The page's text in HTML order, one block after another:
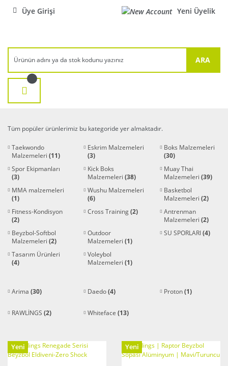
Üye Girişi Yeni Üyelik
ARA
Tüm popüler ürünlerimiz bu kategoride yer almaktadır.
Taekwondo
Malzemeleri (11)
Eskrim Malzemeleri
(3)
Boks Malzemeleri
(30)
Spor Ekipmanları
(3)
Kick Boks
Malzemeleri(38)
Muay Thai
Malzemeleri (39)
MMA malzemeleri
(1)
Wushu Malzemeleri
(6)
Basketbol
Malzemeleri (2)
Fitness-Kondisyon
(2)
Cross Training(2)
Antrenman
Malzemeleri (2)
Beyzbol-Softbol
Malzemeleri (2)
Outdoor
Malzemeleri(1)
SU SPORLARI(4)
Tasarım Ürünleri
(4)
Voleybol
Malzemeleri(1)
Arima (30) Daedo(4) Proton(1)
RAWLİNGS (2) Whiteface(13)
Yeni Yeni